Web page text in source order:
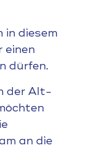
in diesem
einen
dürfen.
der Alt-
an die